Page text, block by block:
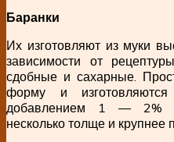
Баранки
Их изготовляют из муки
зависимости от
сдобные и сахарные.
форму и
добавлением 1 — 2%
несколько толще и крупнее